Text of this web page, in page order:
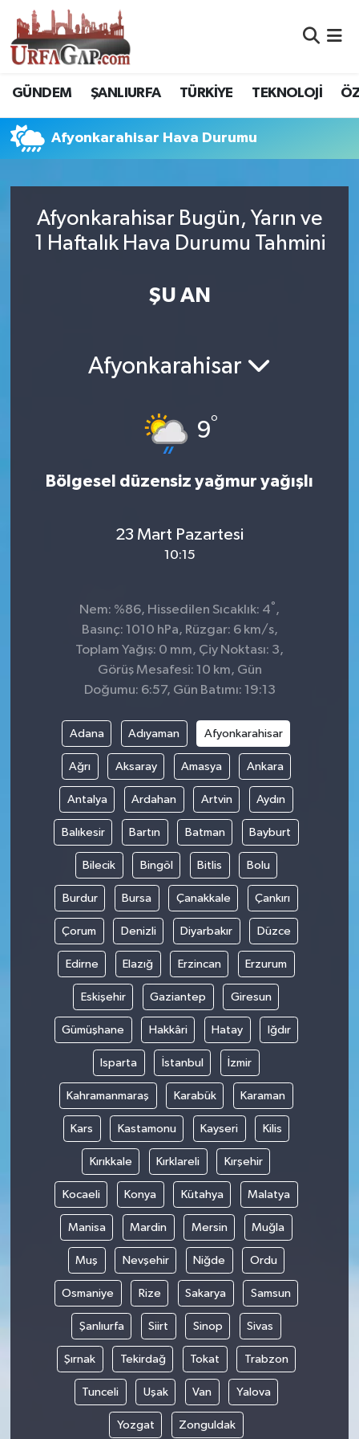
GÜNDEM ŞANLIURFA TÜRKİYE TEKNOLOJİ
Afyonkarahisar Hava Durumu
Afyonkarahisar Bugün, Yarın ve
1 Haftalık Hava Durumu Tahmini
ŞU AN
Afyonkarahisar
9°
Bölgesel düzensiz yağmur yağışlı
23 Mart Pazartesi
10:15
Nem: %86, Hissedilen Sıcaklık: 4° ,
Basınç: 1010 hPa, Rüzgar: 6 km/s,
Toplam Yağış: 0 mm, Çiy Noktası: 3,
Görüş Mesafesi: 10 km, Gün
Doğumu: 6:57, Gün Batımı: 19:13
Adana Adıyaman Afyonkarahisar
Ağrı Aksaray Amasya Ankara
Antalya Ardahan Artvin Aydın
Balıkesir Bartın Batman Bayburt
Bilecik Bingöl Bitlis Bolu
Burdur Bursa Çanakkale Çankırı
Çorum Denizli Diyarbakır Düzce
Edirne Elazığ Erzincan Erzurum
Eskişehir Gaziantep Giresun
Gümüşhane Hakkâri Hatay Iğdır
Isparta İstanbul İzmir
Kahramanmaraş Karabük Karaman
Kars Kastamonu Kayseri Kilis
Kırıkkale Kırklareli Kırşehir
Kocaeli Konya Kütahya Malatya
Manisa Mardin Mersin Muğla
Muş Nevşehir Niğde Ordu
Osmaniye Rize Sakarya Samsun
Şanlıurfa Siirt Sinop Sivas
Şırnak Tekirdağ Tokat Trabzon
Tunceli Uşak Van Yalova
Yozgat Zonguldak
Nöbetçi Eczaneler
Hava Durumu
Namaz Vakitleri
Trafik Durumu
Süper Lig Puan Durumu ve Fikstür
Son Dakika Haberleri